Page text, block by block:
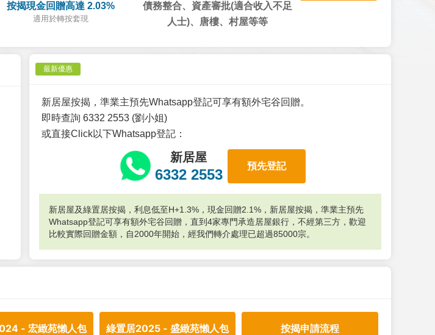
按揭現金回贈高達 2.03%
適用於轉按套現
債務整合、資產審批(適合收入不足
人士)、唐樓、村屋等等
最新優惠
新居屋按揭，準業主預先Whatsapp登記可享有額外宅谷回贈。
即時查詢 6332 2553 (劉小姐)
或直接Click以下Whatsapp登記：
新居屋
6332 2553
預先登記
新居屋及綠置居按揭，利息低至H+1.3%，現金回贈2.1%，新居屋按揭，準業主預先
Whatsapp登記可享有額外宅谷回贈，直到4家專門承造居屋銀行，不經第三方，歡迎
比較實際回贈金額，自2000年開始，經我們轉介處理已超過85000宗。
- 宏緻苑懶人包 綠置居2025 - 盛緻苑懶人包 按揭申請流程